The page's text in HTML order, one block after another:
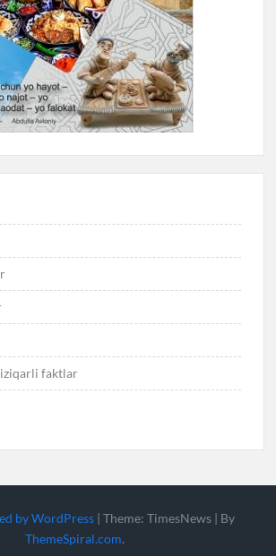
faktlar
by WordPress | Theme: TimesNews | By
ThemeSpiral.com.